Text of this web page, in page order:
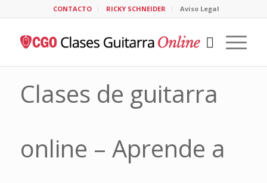
CONTACTO RICKY SCHNEIDER Aviso Legal
Clases de guitarra
online – Aprende a